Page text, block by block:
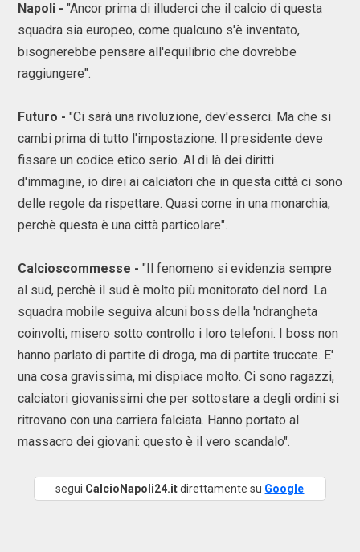
Napoli - "Ancor prima di illuderci che il calcio di questa
squadra sia europeo, come qualcuno s'è inventato,
bisognerebbe pensare all'equilibrio che dovrebbe
raggiungere".
Futuro - "Ci sarà una rivoluzione, dev'esserci. Ma che si
cambi prima di tutto l'impostazione. Il presidente deve
fissare un codice etico serio. Al di là dei diritti
d'immagine, io direi ai calciatori che in questa città ci sono
delle regole da rispettare. Quasi come in una monarchia,
perchè questa è una città particolare".
Calcioscommesse - "Il fenomeno si evidenzia sempre
al sud, perchè il sud è molto più monitorato del nord. La
squadra mobile seguiva alcuni boss della 'ndrangheta
coinvolti, misero sotto controllo i loro telefoni. I boss non
hanno parlato di partite di droga, ma di partite truccate. E'
una cosa gravissima, mi dispiace molto. Ci sono ragazzi,
calciatori giovanissimi che per sottostare a degli ordini si
ritrovano con una carriera falciata. Hanno portato al
massacro dei giovani: questo è il vero scandalo".
segui CalcioNapoli24.itdirettamente su Google